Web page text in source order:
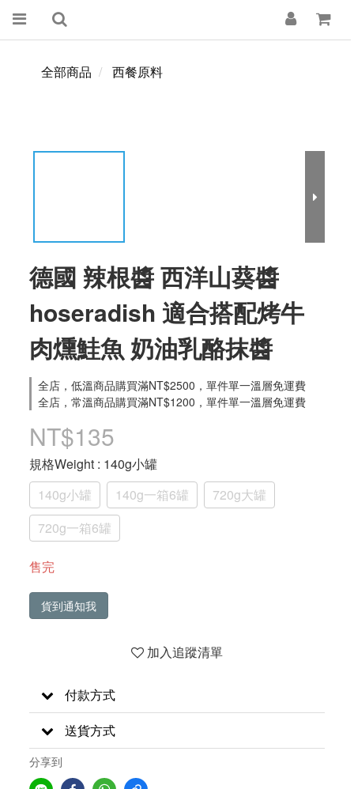
全部商品 西餐原料
德國 辣根醬 西洋山葵醬
hoseradish 適合搭配烤牛
肉燻鮭魚 奶油乳酪抹醬
全店，低溫商品購買滿NT$2500，單件單一溫層免運費
全店，常溫商品購買滿NT$1200，單件單一溫層免運費
NT$135
規格Weight : 140g小罐
140g小罐
140g一箱6罐
720g大罐
720g一箱6罐
售完
貨到通知我
加入追蹤清單
付款方式
送貨方式
分享到